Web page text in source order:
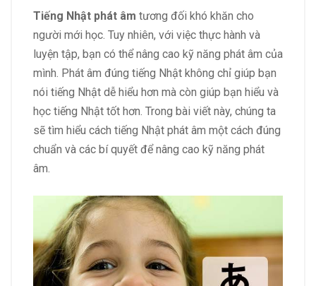
Tiếng Nhật phát âm tương đối khó khăn cho
người mới học. Tuy nhiên, với việc thực hành và
luyện tập, bạn có thể nâng cao kỹ năng phát âm của
mình. Phát âm đúng tiếng Nhật không chỉ giúp bạn
nói tiếng Nhật dễ hiểu hơn mà còn giúp bạn hiểu và
học tiếng Nhật tốt hơn. Trong bài viết này, chúng ta
sẽ tìm hiểu cách tiếng Nhật phát âm một cách đúng
chuẩn và các bí quyết để nâng cao kỹ năng phát
âm.